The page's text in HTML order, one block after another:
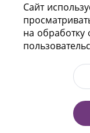
Пр-т
г. Минск,
Тел.: (+375
Сайт
на обработку